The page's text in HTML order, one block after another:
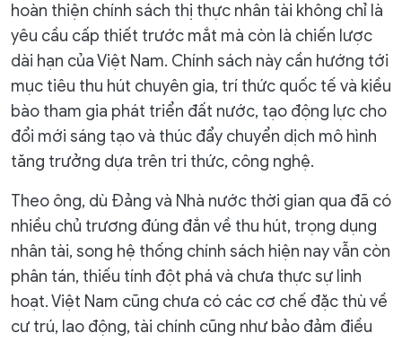
hoàn thiện chính sách thị thực nhân tài không chỉ là
yêu cầu cấp thiết trước mắt mà còn là chiến lược
dài hạn của Việt Nam. Chính sách này cần hướng tới
mục tiêu thu hút chuyên gia, trí thức quốc tế và kiều
bào tham gia phát triển đất nước, tạo động lực cho
đổi mới sáng tạo và thúc đẩy chuyển dịch mô hình
tăng trưởng dựa trên tri thức, công nghệ.
Theo ông, dù Đảng và Nhà nước thời gian qua đã có
nhiều chủ trương đúng đắn về thu hút, trọng dụng
nhân tài, song hệ thống chính sách hiện nay vẫn còn
phân tán, thiếu tính đột phá và chưa thực sự linh
hoạt. Việt Nam cũng chưa có các cơ chế đặc thù về
cư trú, lao động, tài chính cũng như bảo đảm điều